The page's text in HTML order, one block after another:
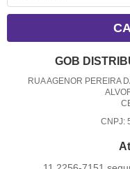
GOB
RUA AGENOR PEREIRA
CNPJ: